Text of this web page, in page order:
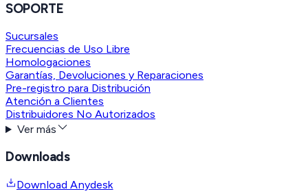
SOPORTE
Sucursales
Frecuencias de Uso Libre
Homologaciones
Garantías, Devoluciones y Reparaciones
Pre-registro para Distribución
Atención a Clientes
Distribuidores No Autorizados
Ver más
Downloads
Download Anydesk